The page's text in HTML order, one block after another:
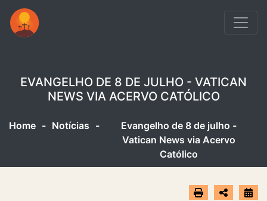
EVANGELHO DE 8 DE JULHO - VATICAN
NEWS VIA ACERVO CATÓLICO
Home - Notícias -
Evangelho de 8 de julho -
Vatican News via Acervo
Católico